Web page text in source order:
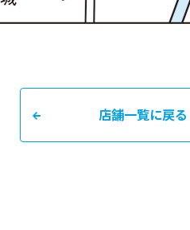
店舗一覧に戻る